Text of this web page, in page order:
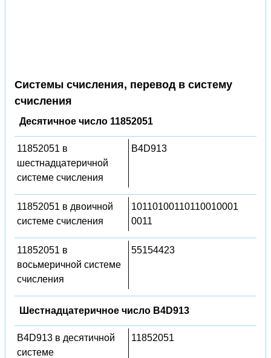
Системы счисления, перевод в систему
счисления
Десятичное число 11852051
11852051 в
шестнадцатеричной
системе счисления
B4D913
11852051 в двоичной
системе счисления
10110100110110010001
0011
11852051 в
восьмеричной системе
счисления
55154423
Шестнадцатеричное число B4D913
B4D913 в десятичной
системе
11852051